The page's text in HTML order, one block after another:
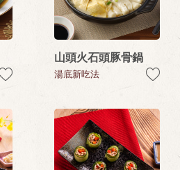
山頭火石頭豚骨鍋
湯底新吃法